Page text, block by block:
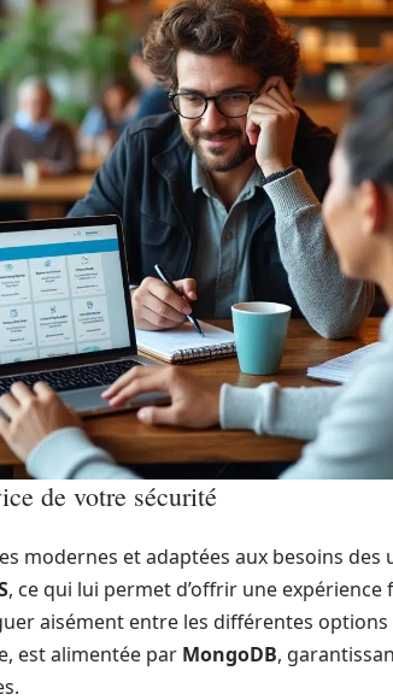
de votre sécurité
modernes et adaptées aux besoins
, ce qui lui permet d’offrir une expérience
aisément entre les différentes options
est alimentée par MongoDB,